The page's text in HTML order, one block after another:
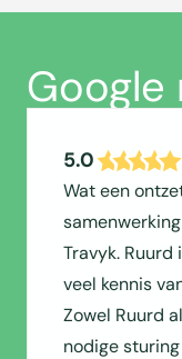
Google
5.0
Wat een
Travyk.
veel kennis
Zowel Ruurd
nodige